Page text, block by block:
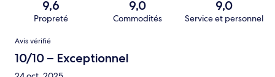
9,6
Propreté
9,0
Commodités
9,0
Service et personnel
Avis
Avis vérifié
10/10 – Exceptionnel